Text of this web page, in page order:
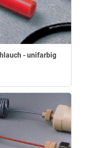
- unifarbig